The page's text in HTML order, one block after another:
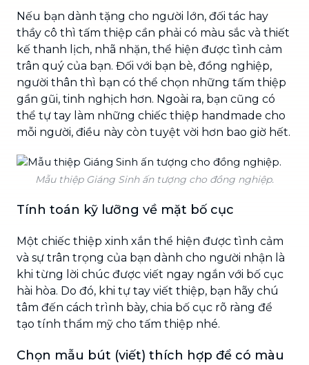
Nếu bạn dành tặng cho người lớn, đối tác hay
thầy cô thì tấm thiệp cần phải có màu sắc và thiết
kế thanh lịch, nhã nhặn, thể hiện được tình cảm
trân quý của bạn. Đối với bạn bè, đồng nghiệp,
người thân thì bạn có thể chọn những tấm thiệp
gần gũi, tinh nghịch hơn. Ngoài ra, bạn cũng có
thể tự tay làm những chiếc thiệp handmade cho
mỗi người, điều này còn tuyệt vời hơn bao giờ hết.
Mẫu thiệp Giáng Sinh ấn tượng cho đồng nghiệp.
Tính toán kỹ lưỡng về mặt bố cục
Một chiếc thiệp xinh xắn thể hiện được tình cảm
và sự trân trọng của bạn dành cho người nhận là
khi từng lời chúc được viết ngay ngắn với bố cục
hài hòa. Do đó, khi tự tay viết thiệp, bạn hãy chú
tâm đến cách trình bày, chia bố cục rõ ràng để
tạo tính thẩm mỹ cho tấm thiệp nhé.
Chọn mẫu bút (viết) thích hợp để có màu